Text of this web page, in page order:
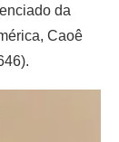
da
Caoê